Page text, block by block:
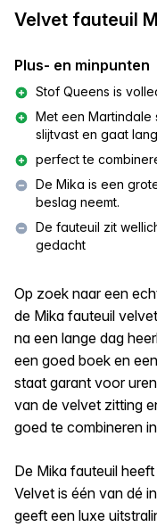
Velvet fauteuil
Plus- en minpunten
Stof Queens is
Met een Martindale
slijtvast en gaat
perfect te
De Mika is een
beslag neemt.
De fauteuil zit
gedacht
Op zoek naar een
de Mika fauteuil
na een lange dag
een goed boek en
staat garant voor
van de velvet zitting
goed te combineren
De Mika fauteuil
Velvet is één van dé
geeft een luxe